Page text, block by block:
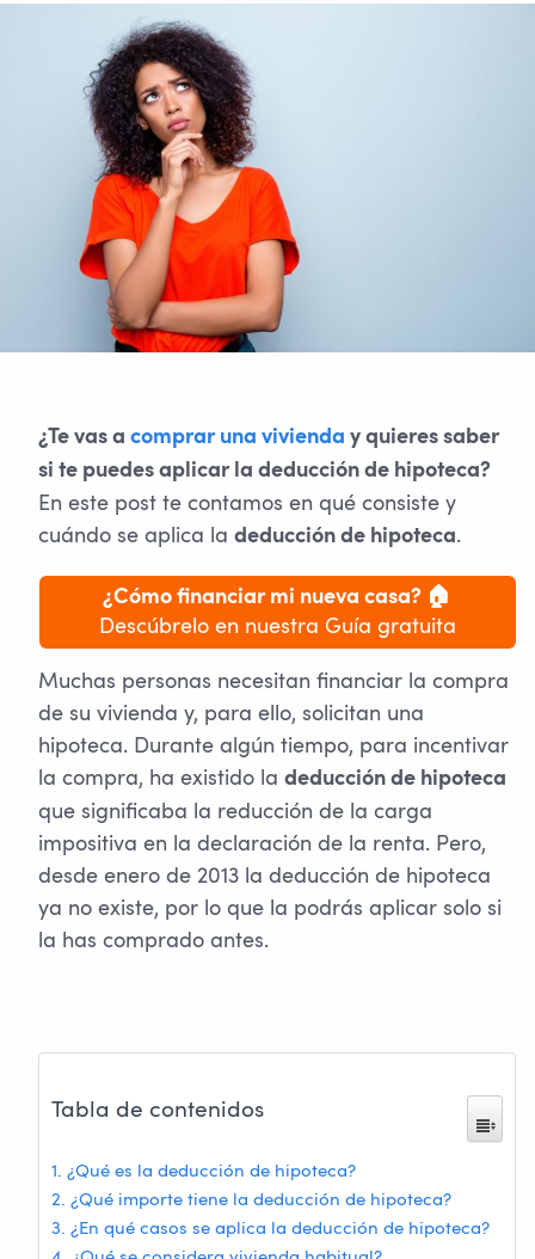
¿Te vas a comprar una vivienda y quieres saber
si te puedes aplicar la deducción de hipoteca?
En este post te contamos en qué consiste y
cuándo se aplica la deducción de hipoteca.
¿Cómo financiar mi nueva casa? 🏠
Descúbrelo en nuestra Guía gratuita
Muchas personas necesitan financiar la compra
de su vivienda y, para ello, solicitan una
hipoteca. Durante algún tiempo, para incentivar
la compra, ha existido la deducción de hipoteca
que significaba la reducción de la carga
impositiva en la declaración de la renta. Pero,
desde enero de 2013 la deducción de hipoteca
ya no existe, por lo que la podrás aplicar solo si
la has comprado antes.
Tabla de contenidos
¿Qué es la deducción de hipoteca?
¿Qué importe tiene la deducción de hipoteca?
¿En qué casos se aplica la deducción de hipoteca?